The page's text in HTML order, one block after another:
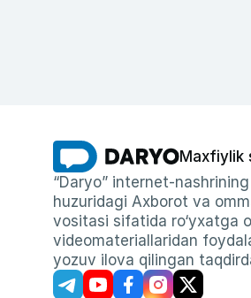
Maxfiylik
“Daryo” internet-
huzuridagi Axborot va
vositasi sifatida ro‘yxatga
videomateriallaridan
yozuv ilova qilingan